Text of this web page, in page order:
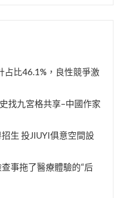
占比46.1%，良性競爭激
找九宮格共享–中國作家
生 投JIUYI俱意空間設
事拖了醫療體驗的“后